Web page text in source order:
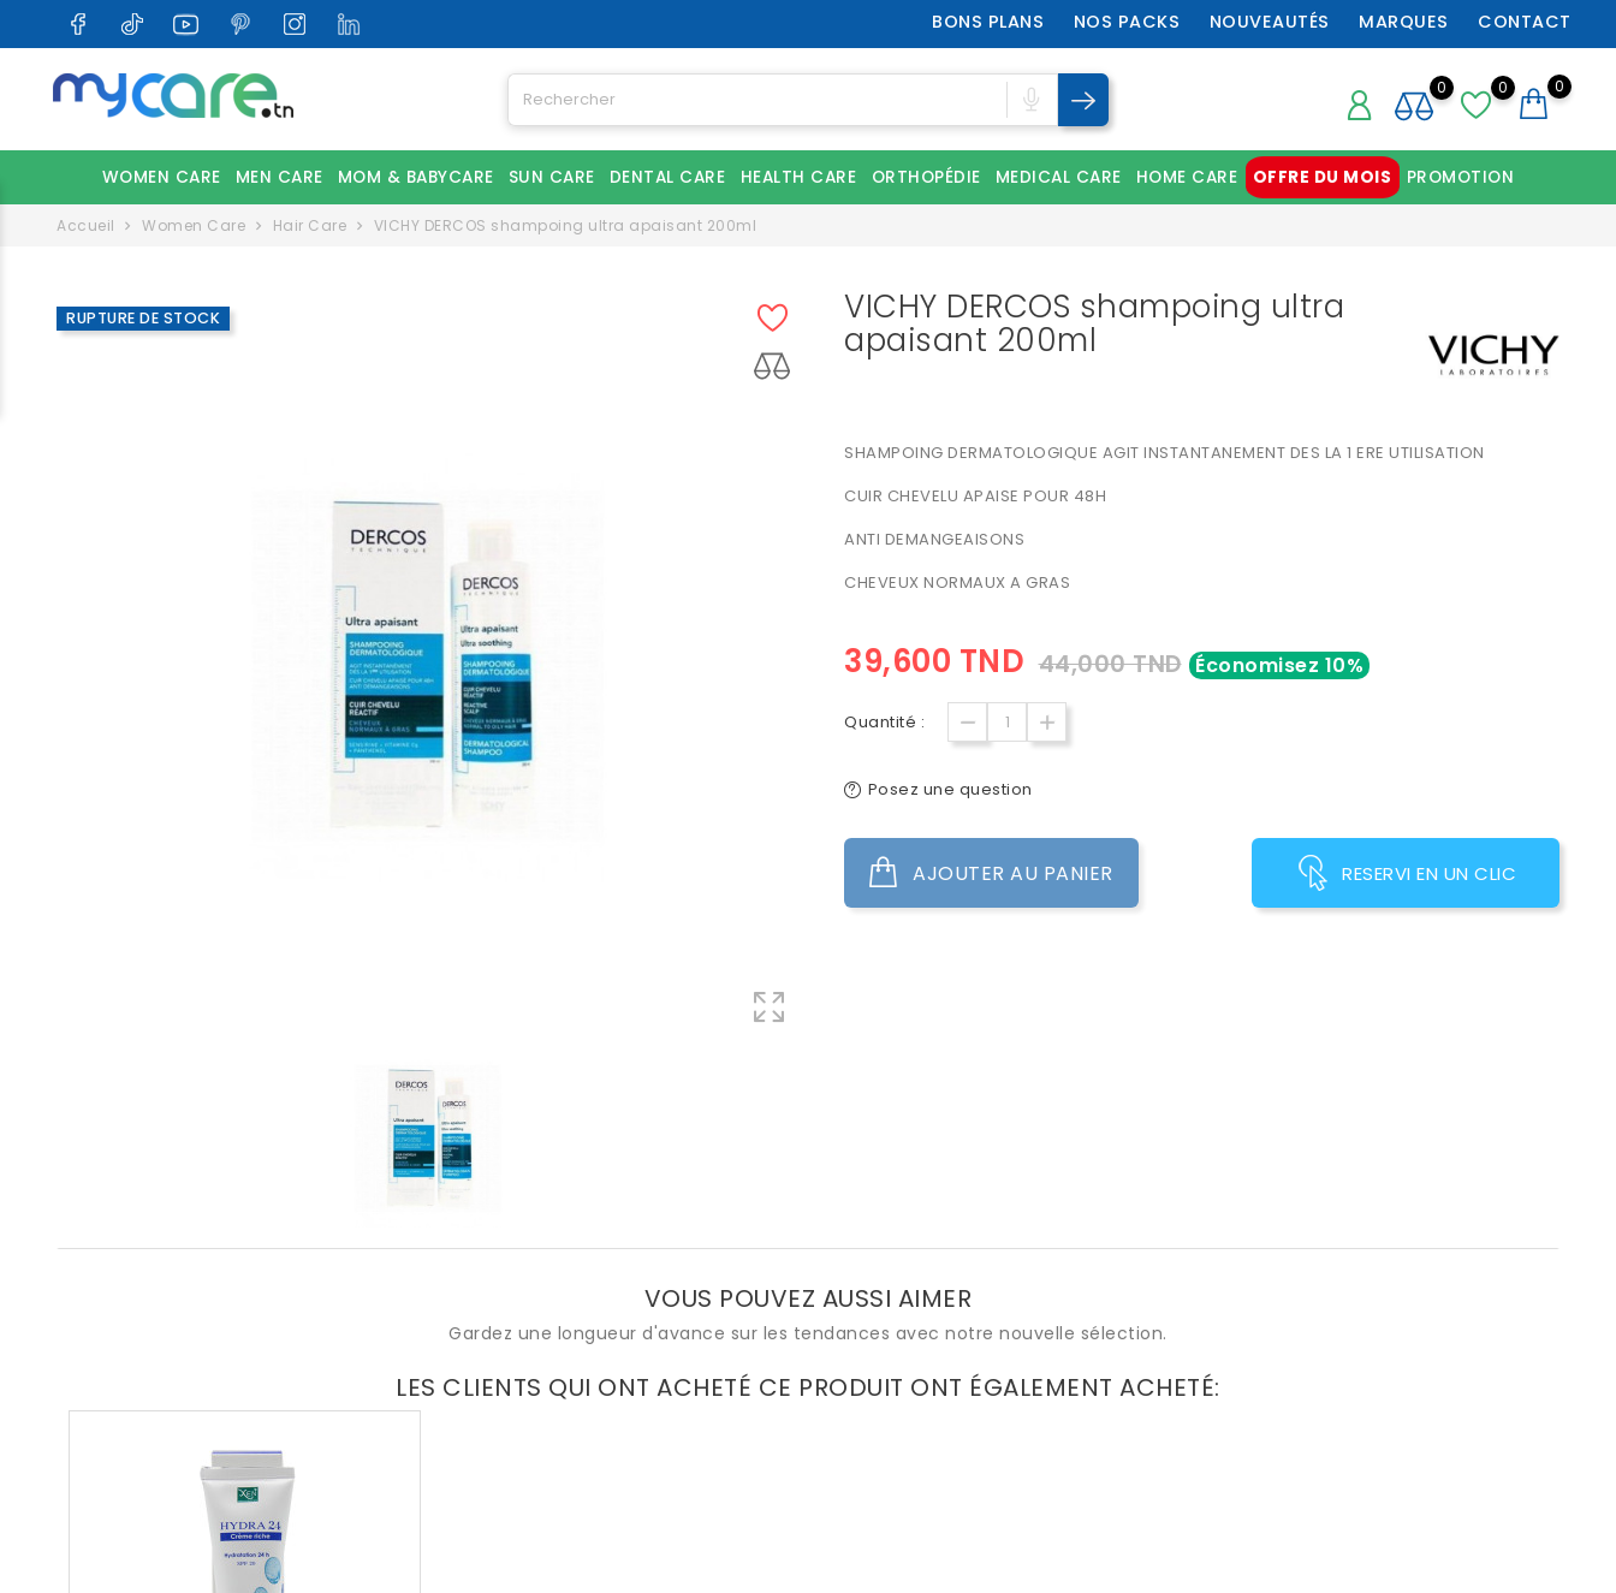
BONS PLANS NOS PACKS NOUVEAUTÉS MARQUES CONTACT
0 0
0
WOMEN CARE MEN CARE MOM & BABYCARE SUN CARE DENTAL CARE HEALTH CARE ORTHOPÉDIE MEDICAL CARE HOME CARE OFFRE DU MOIS PROMOTION
Accueil Women Care Hair Care VICHY DERCOS shampoing ultra apaisant 200ml
RUPTURE DE STOCK VICHY DERCOS shampoing ultra
apaisant 200ml
SHAMPOING DERMATOLOGIQUE AGIT INSTANTANEMENT DES LA 1 ERE UTILISATION
CUIR CHEVELU APAISE POUR 48H
ANTI DEMANGEAISONS
CHEVEUX NORMAUX A GRAS
39,600 TND 44,000 TND Économisez 10%
Quantité :
Posez une question
AJOUTER AU PANIER RESERVI EN UN CLIC
VOUS POUVEZ AUSSI AIMER
Gardez une longueur d'avance sur les tendances avec notre nouvelle sélection.
LES CLIENTS QUI ONT ACHETÉ CE PRODUIT ONT ÉGALEMENT ACHETÉ: